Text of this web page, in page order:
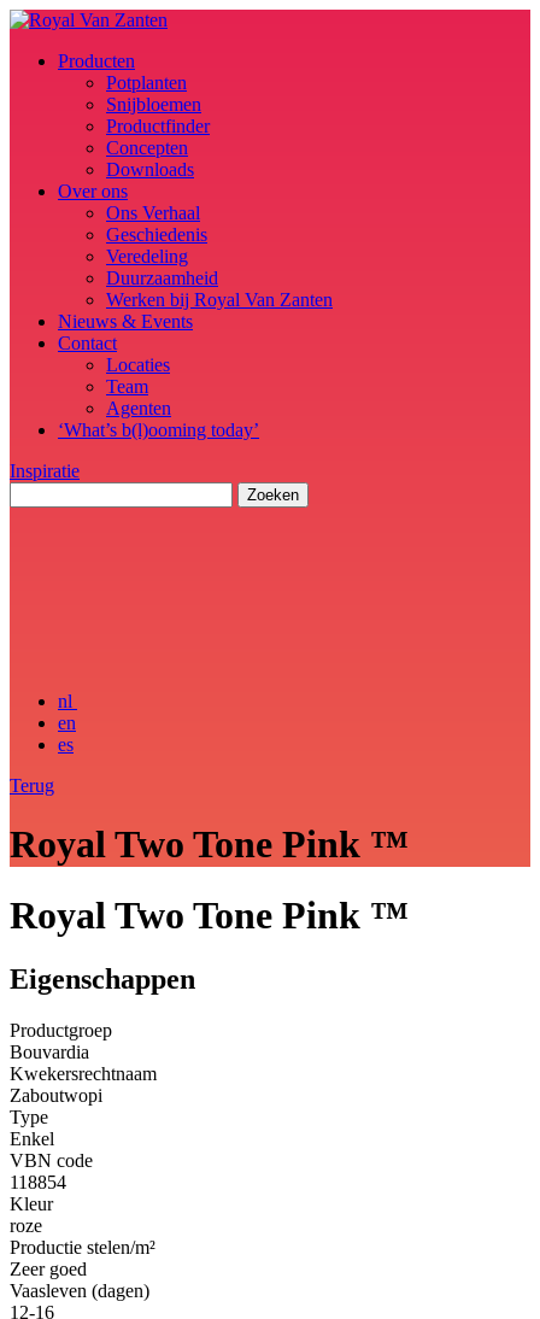
Producten
Potplanten
Snijbloemen
Productfinder
Concepten
Downloads
Over ons
Ons Verhaal
Geschiedenis
Veredeling
Duurzaamheid
Werken bij Royal Van Zanten
Nieuws & Events
Contact
Locaties
Team
Agenten
‘What’s b(l)ooming today’
Inspiratie
nl
en
es
Terug
Royal Two Tone Pink ™
Royal Two Tone Pink ™
Eigenschappen
Productgroep
Bouvardia
Kwekersrechtnaam
Zaboutwopi
Type
Enkel
VBN code
118854
Kleur
roze
Productie stelen/m²
Zeer goed
Vaasleven (dagen)
12-16